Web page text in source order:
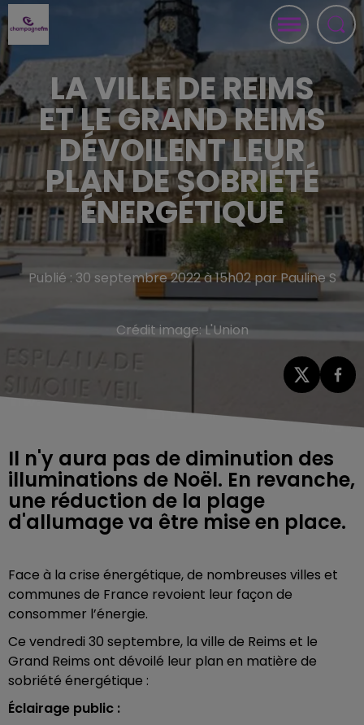
LA VILLE DE REIMS
ET LE GRAND REIMS
DÉVOILENT LEUR
PLAN DE SOBRIÉTÉ
ÉNERGÉTIQUE
Publié : 30 septembre 2022 à 15h02 par Pauline S
Crédit image: L'Union
Il n'y aura pas de diminution des
illuminations de Noël. En revanche,
une réduction de la plage
d'allumage va être mise en place.
Face à la crise énergétique, de nombreuses villes et
communes de France revoient leur façon de
consommer l’énergie.
Ce vendredi 30 septembre, la ville de Reims et le
Grand Reims ont dévoilé leur plan en matière de
sobriété énergétique :
Éclairage public :